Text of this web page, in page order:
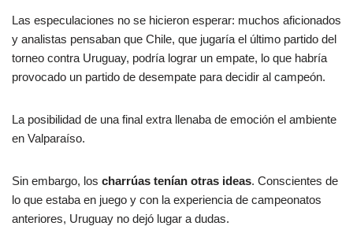
Las especulaciones no se hicieron esperar: muchos aficionados
y analistas pensaban que Chile, que jugaría el último partido del
torneo contra Uruguay, podría lograr un empate, lo que habría
provocado un partido de desempate para decidir al campeón.
La posibilidad de una final extra llenaba de emoción el ambiente
en Valparaíso.
Sin embargo, los charrúas tenían otras ideas. Conscientes de
lo que estaba en juego y con la experiencia de campeonatos
anteriores, Uruguay no dejó lugar a dudas.